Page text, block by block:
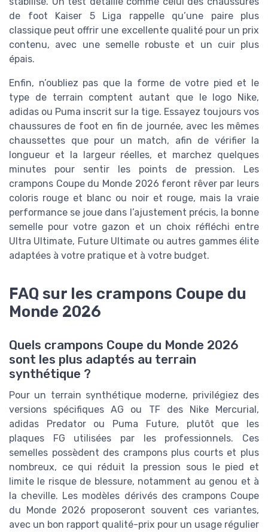
de foot Kaiser 5 Liga rappelle qu’une paire plus
classique peut offrir une excellente qualité pour un prix
contenu, avec une semelle robuste et un cuir plus
épais.
Enfin, n’oubliez pas que la forme de votre pied et le
type de terrain comptent autant que le logo Nike,
adidas ou Puma inscrit sur la tige. Essayez toujours vos
chaussures de foot en fin de journée, avec les mêmes
chaussettes que pour un match, afin de vérifier la
longueur et la largeur réelles, et marchez quelques
minutes pour sentir les points de pression. Les
crampons Coupe du Monde 2026 feront rêver par leurs
coloris rouge et blanc ou noir et rouge, mais la vraie
performance se joue dans l’ajustement précis, la bonne
semelle pour votre gazon et un choix réfléchi entre
Ultra Ultimate, Future Ultimate ou autres gammes élite
adaptées à votre pratique et à votre budget.
FAQ sur les crampons Coupe du
Monde 2026
Quels crampons Coupe du Monde 2026
sont les plus adaptés au terrain
synthétique ?
Pour un terrain synthétique moderne, privilégiez des
versions spécifiques AG ou TF des Nike Mercurial,
adidas Predator ou Puma Future, plutôt que les
plaques FG utilisées par les professionnels. Ces
semelles possèdent des crampons plus courts et plus
nombreux, ce qui réduit la pression sous le pied et
limite le risque de blessure, notamment au genou et à
la cheville. Les modèles dérivés des crampons Coupe
du Monde 2026 proposeront souvent ces variantes,
avec un bon rapport qualité-prix pour un usage régulier